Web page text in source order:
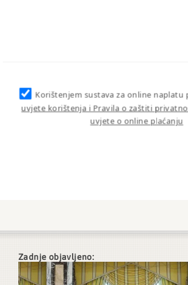
Korištenjem sustava za online naplatu
uvjete korištenja i Pravila o zaštiti
uvjete o online plaćanju
Zadnje objavljeno: